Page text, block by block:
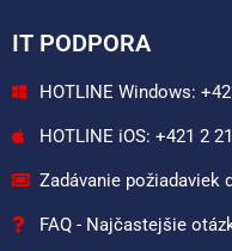
IT PODPORA
HOTLINE Windows:
HOTLINE iOS: +421 2
Zadávanie požiadaviek
FAQ - Najčastejšie